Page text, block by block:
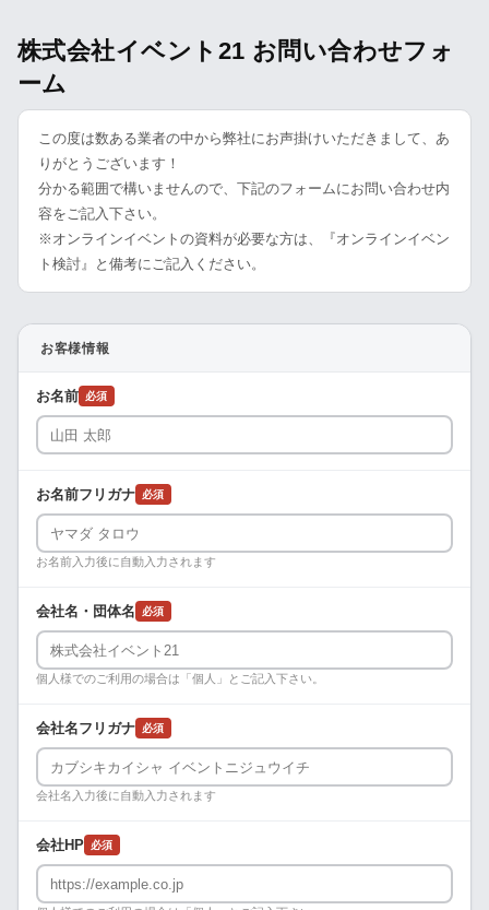
株式会社イベント21 お問い合わせフォ
ーム
この度は数ある業者の中から弊社にお声掛けいただきまして、あ
りがとうございます！
分かる範囲で構いませんので、下記のフォームにお問い合わせ内
容をご記入下さい。
※オンラインイベントの資料が必要な方は、『オンラインイベン
ト検討』と備考にご記入ください。
お客様情報
お名前 必須
お名前フリガナ 必須
お名前入力後に自動入力されます
会社名・団体名 必須
個人様でのご利用の場合は「個人」とご記入下さい。
会社名フリガナ 必須
会社名入力後に自動入力されます
会社HP 必須